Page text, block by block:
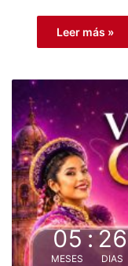
Leer más »
05
MESES
:26
DIAS